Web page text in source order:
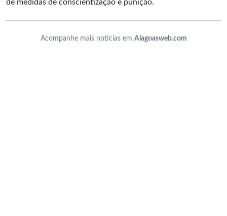
de medidas de conscientização e punição.
Acompanhe mais notícias em Alagoasweb.com